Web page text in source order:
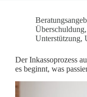
Überschuldung,
Unterstützung,
Der Inkassoprozess
es beginnt, was